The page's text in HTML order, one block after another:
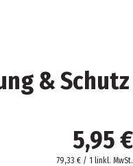
& Schutz
5,95 €
79,33 € / 1 linkl. MwSt.